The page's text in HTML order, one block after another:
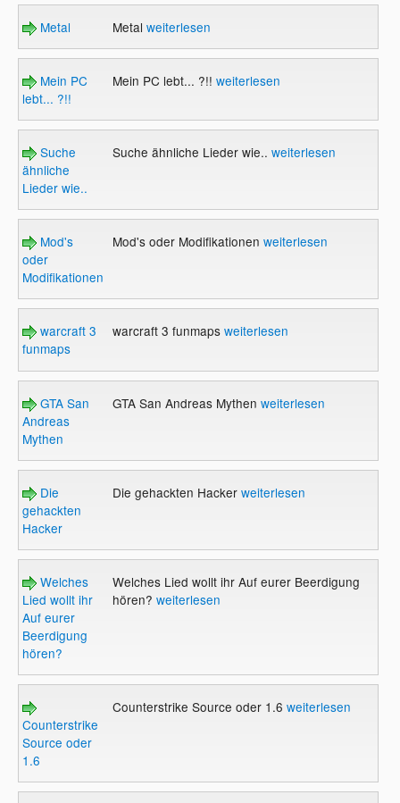
Metal Metal weiterlesen
Mein PC
lebt... ?!!
Mein PC lebt... ?!! weiterlesen
Suche
ähnliche
Lieder wie..
Suche ähnliche Lieder wie.. weiterlesen
Mod's
oder
Modifikationen
Mod's oder Modifikationen weiterlesen
warcraft 3
funmaps
warcraft 3 funmaps weiterlesen
GTA San
Andreas
Mythen
GTA San Andreas Mythen weiterlesen
Die
gehackten
Hacker
Die gehackten Hacker weiterlesen
Welches
Lied wollt ihr
Auf eurer
Beerdigung
hören?
Welches Lied wollt ihr Auf eurer Beerdigung
hören? weiterlesen
Counterstrike
Source oder
1.6
Counterstrike Source oder 1.6 weiterlesen